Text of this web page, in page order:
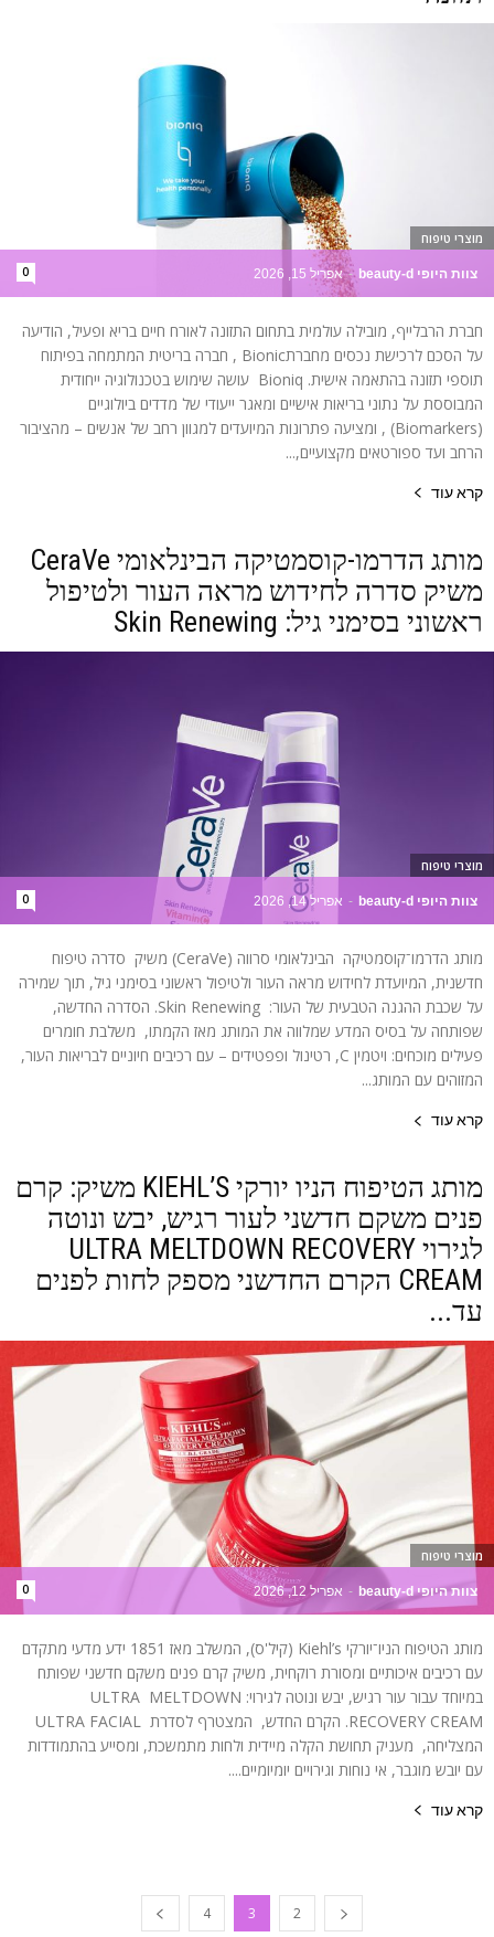
צוות היופי beauty-d - אפריל 15, 2026 0
מוצרי טיפוח
חברת הרבלייף, מובילה עולמית בתחום התזונה לאורח חיים בריא ופעיל, הודיעה
על הסכם לרכישת נכסים מחברתBionic , חברה בריטית המתמחה בפיתוח
תוספי תזונה בהתאמה אישית. Bioniq עושה שימוש בטכנולוגיה ייחודית
המבוססת על נתוני בריאות אישיים ומאגר ייעודי של מדדים ביולוגיים
(Biomarkers) , ומציעה פתרונות המיועדים למגוון רחב של אנשים – מהציבור
הרחב ועד ספורטאים מקצועיים,...
קרא עוד
מותג הדרמו-קוסמטיקה הבינלאומי CeraVe
משיק סדרה לחידוש מראה העור ולטיפול
ראשוני בסימני גיל: Skin Renewing
צוות היופי beauty-d - אפריל 14, 2026 0
מוצרי טיפוח
מותג הדרמו־קוסמטיקה הבינלאומי סרווה (CeraVe) משיק סדרה טיפוח
חדשנית, המיועדת לחידוש מראה העור ולטיפול ראשוני בסימני גיל, תוך שמירה
על שכבת ההגנה הטבעית של העור: Skin Renewing. הסדרה החדשה,
שפותחה על בסיס המדע שמלווה את המותג מאז הקמתו, משלבת חומרים
פעילים מוכחים: ויטמין C, רטינול ופפטידים – עם רכיבים חיוניים לבריאות העור,
המזוהים עם המותג...
קרא עוד
מותג הטיפוח הניו יורקי KIEHL’S משיק: קרם
פנים משקם חדשני לעור רגיש, יבש ונוטה
לגירוי ULTRA MELTDOWN RECOVERY
CREAM הקרם החדשני מספק לחות לפנים
עד...
צוות היופי beauty-d - אפריל 12, 2026 0
מוצרי טיפוח
מותג הטיפוח הניו־יורקי Kiehl’s (קיל'ס), המשלב מאז 1851 ידע מדעי מתקדם
עם רכיבים איכותיים ומסורת רוקחית, משיק קרם פנים משקם חדשני שפותח
במיוחד עבור עור רגיש, יבש ונוטה לגירוי: ULTRA MELTDOWN
RECOVERY CREAM. הקרם החדש, המצטרף לסדרת ULTRA FACIAL
המצליחה, מעניק תחושת הקלה מיידית ולחות מתמשכת, ומסייע בהתמודדות
עם יובש מוגבר, אי נוחות וגירויים יומיומיים....
קרא עוד
2
3
4